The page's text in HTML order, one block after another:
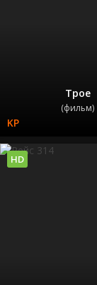
Трое
(фильм)
HD